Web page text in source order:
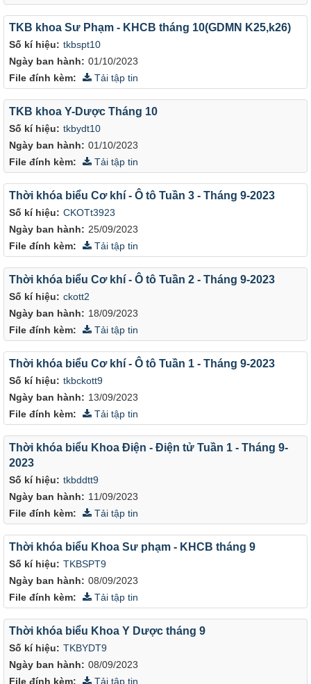
Số kí hiệu: tkbspt10
Ngày ban hành: 01/10/2023
TKB khoa Sư Phạm - KHCB tháng 10(GDMN K25,k26)
File đính kèm: Tải tập tin
Số kí hiệu: tkbydt10
Ngày ban hành: 01/10/2023
TKB khoa Y-Dược Tháng 10
File đính kèm: Tải tập tin
Số kí hiệu: CKOTt3923
Ngày ban hành: 25/09/2023
Thời khóa biểu Cơ khí - Ô tô Tuần 3 - Tháng 9-2023
File đính kèm: Tải tập tin
Số kí hiệu: ckott2
Ngày ban hành: 18/09/2023
Thời khóa biểu Cơ khí - Ô tô Tuần 2 - Tháng 9-2023
File đính kèm: Tải tập tin
Số kí hiệu: tkbckott9
Ngày ban hành: 13/09/2023
Thời khóa biểu Cơ khí - Ô tô Tuần 1 - Tháng 9-2023
File đính kèm: Tải tập tin
Số kí hiệu: tkbddtt9
Ngày ban hành: 11/09/2023
Thời khóa biểu Khoa Điện - Điện tử Tuần 1 - Tháng 9-
2023
File đính kèm: Tải tập tin
Số kí hiệu: TKBSPT9
Ngày ban hành: 08/09/2023
Thời khóa biểu Khoa Sư phạm - KHCB tháng 9
File đính kèm: Tải tập tin
Số kí hiệu: TKBYDT9
Ngày ban hành: 08/09/2023
Thời khóa biểu Khoa Y Dược tháng 9
File đính kèm: Tải tập tin